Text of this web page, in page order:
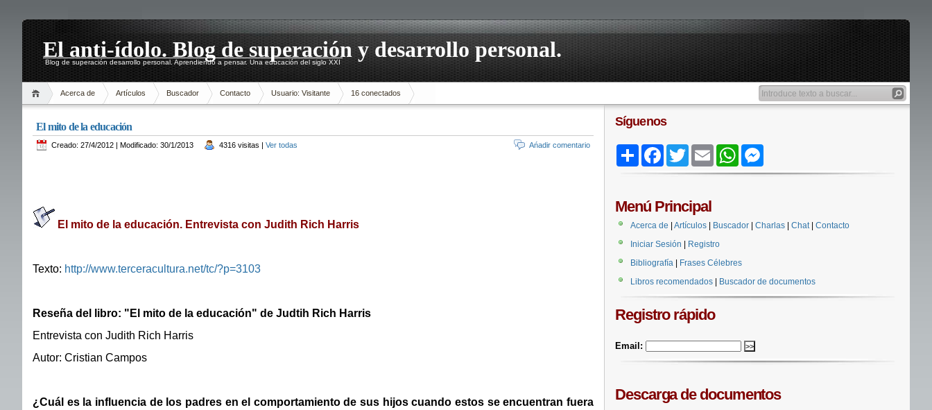
El anti-ídolo. Blog de superación y desarrollo personal.
Blog de superación desarrollo personal. Aprendiendo a pensar. Una educación del siglo XXI
Acerca de Artículos Buscador Contacto Usuario: Visitante 16 conectados
El mito de la educación
Creado: 27/4/2012 | Modificado: 30/1/2013 4316 visitas | Ver todas Ańadir comentario
El mito de la educación. Entrevista con Judith Rich Harris
Texto: http://www.terceracultura.net/tc/?p=3103
Reseña del libro: "El mito de la educación" de Judtih Rich Harris
Entrevista con Judith Rich Harris
Autor: Cristian Campos
¿Cuál es la influencia de los padres en el comportamiento de sus hijos cuando estos se encuentran fuera
Síguenos
Share FacebookTwitter Email WhatsApp
Menú Principal
Acerca de Artículos Buscador Charlas Chat| Contacto
Iniciar Sesión
Registro
Bibliografía
Frases Célebres
Libros recomendados
Buscador de documentos
Registro rápido
Email:
Descarga de documentos